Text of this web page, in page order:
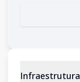
Infraestrutura